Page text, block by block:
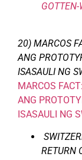
20) MARCOS
ANG
ISASAULI NG
MARCOS
ANG
ISASAULI NG
RETURN